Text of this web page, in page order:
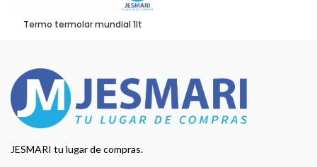
Termo termolar mundial 1lt
JESMARI tu lugar de compras.